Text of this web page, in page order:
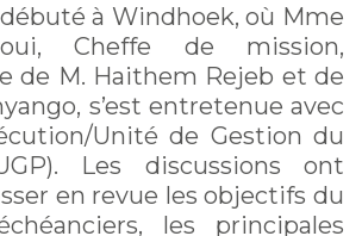
à Windhoek, où Mme
Cheffe de mission,
de M. Haithem Rejeb et de
s’est entretenue avec
Unité de Gestion du
Les discussions ont
en revue les objectifs du
les principales